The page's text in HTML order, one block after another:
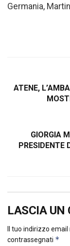
Germania,
ATENE,
GIORGIA
PRESIDENTE
LASCIA UN
Il tuo indirizzo
contrassegnati *